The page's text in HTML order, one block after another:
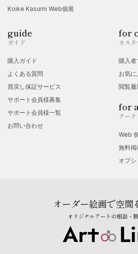
Koike Kasumi Web個展
guide
ガイド
購入ガイド
よくある質問
買戻し保証サービス
サポート会員様募集
サポート会員様一覧
お問い合わせ
for
カス
購入者
お気に
閲覧履
for
アーテ
Web
無料掲
オプ
オーダー絵画で空間
オリジナルアートの相談・